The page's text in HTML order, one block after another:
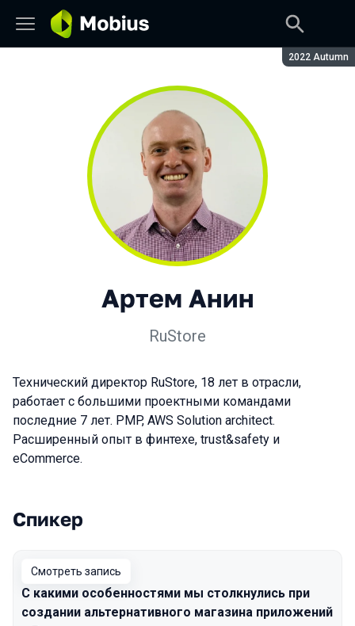
Сезон:
2022 Autumn
Артем Анин
RuStore
Технический директор RuStore, 18 лет в отрасли,
работает с большими проектными командами
последние 7 лет. PMP, AWS Solution architect.
Расширенный опыт в финтехе, trust&safety и
eCommerce.
Выступления в сезоне 2022 Autumn
Спикер
Смотреть запись
С какими особенностями мы столкнулись при
создании альтернативного магазина приложений